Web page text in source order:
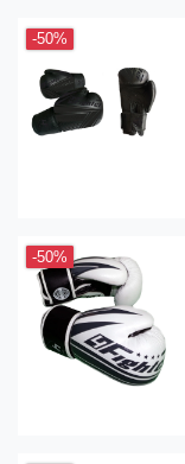
-50%
-50%